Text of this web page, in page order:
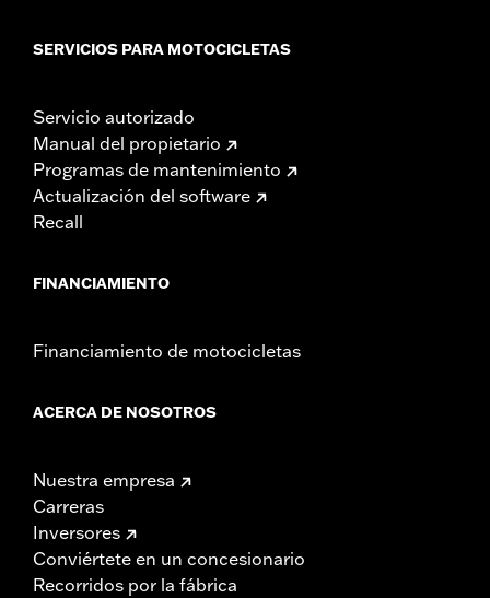
SERVICIOS PARA MOTOCICLETAS
Servicio autorizado
Manual del propietario
Programas de mantenimiento
Actualización del software
Recall
FINANCIAMIENTO
Financiamiento de motocicletas
ACERCA DE NOSOTROS
Nuestra empresa
Carreras
Inversores
Conviértete en un concesionario
Recorridos por la fábrica